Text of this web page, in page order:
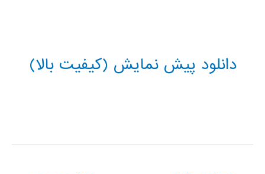
دانلود پیش نمایش (کیفیت بالا)